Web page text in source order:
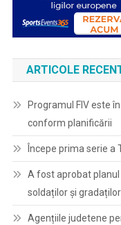
ARTICOLE
Programul FIV este
conform planificării
Începe prima serie a
A fost aprobat
soldaților și
Agențiile judetene